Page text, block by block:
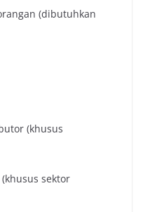
(dibutuhkan
(khusus
sektor